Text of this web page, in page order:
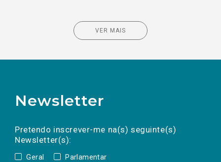
VER MAIS
Newsletter
Pretendo inscrever-me na(s) seguinte(s)
Newsletter(s):
Geral Parlamentar
a(s) newsletter(s).
mail